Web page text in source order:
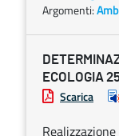
Argomenti:
ECOLOGIA
Scarica